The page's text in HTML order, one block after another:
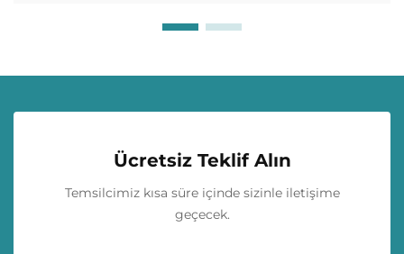
Ücretsiz Teklif Alın
Temsilcimiz kısa süre içinde sizinle iletişime
geçecek.